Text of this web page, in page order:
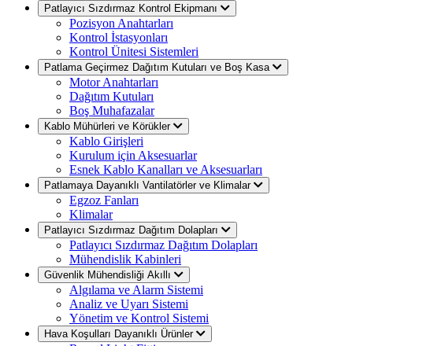
Patlayıcı Sızdırmaz Kontrol Ekipmanı
Pozisyon Anahtarları
Kontrol İstasyonları
Kontrol Ünitesi Sistemleri
Patlama Geçirmez Dağıtım Kutuları ve Boş Kasa
Motor Anahtarları
Dağıtım Kutuları
Boş Muhafazalar
Kablo Mühürleri ve Körükler
Kablo Girişleri
Kurulum için Aksesuarlar
Esnek Kablo Kanalları ve Aksesuarları
Patlamaya Dayanıklı Vantilatörler ve Klimalar
Egzoz Fanları
Klimalar
Patlayıcı Sızdırmaz Dağıtım Dolapları
Patlayıcı Sızdırmaz Dağıtım Dolapları
Mühendislik Kabinleri
Güvenlik Mühendisliği Akıllı
Algılama ve Alarm Sistemi
Analiz ve Uyarı Sistemi
Yönetim ve Kontrol Sistemi
Hava Koşulları Dayanıklı Ürünler